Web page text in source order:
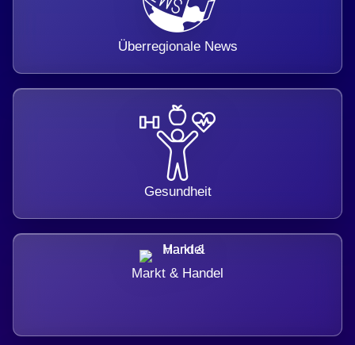
Überregionale News
Gesundheit
Markt & Handel